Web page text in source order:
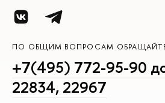
ПО ОБЩИМ ВОПРОСАМ
+7(495) 772-95-90
22834, 22967